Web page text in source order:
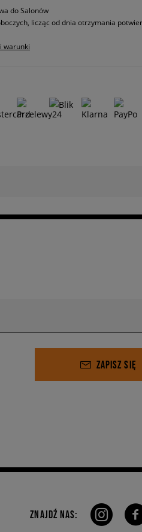
do Salonów
licząc od dnia otrzymania
warunki
ZAPISZ SIĘ
ZNAJDŹ NAS: